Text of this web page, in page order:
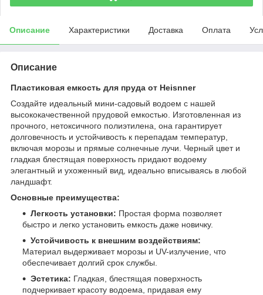
Описание Характеристики Доставка Оплата
Описание
Пластиковая емкость для пруда от Heisnner
Создайте идеальный мини-садовый водоем с нашей
высококачественной прудовой емкостью. Изготовленная из
прочного, нетоксичного полиэтилена, она гарантирует
долговечность и устойчивость к перепадам температур,
включая морозы и прямые солнечные лучи. Черный цвет и
гладкая блестящая поверхность придают водоему
элегантный и ухоженный вид, идеально вписываясь в любой
ландшафт.
Основные преимущества:
Легкость установки: Простая форма позволяет
быстро и легко установить емкость даже новичку.
Устойчивость к внешним воздействиям:
Материал выдерживает морозы и UV-излучение, что
обеспечивает долгий срок службы.
Эстетика: Гладкая, блестящая поверхность
подчеркивает красоту водоема, придавая ему